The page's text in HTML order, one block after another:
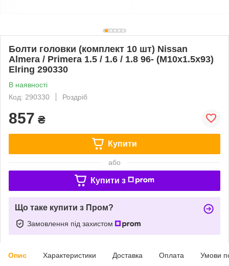
Болти головки (комплект 10 шт) Nissan
Almera / Primera 1.5 / 1.6 / 1.8 96- (M10x1.5x93)
Elring 290330
В наявності
Код: 290330
Роздріб
857 ₴
Купити
або
Купити з
Що таке купити з Пром?
Замовлення під захистом
Опис Характеристики Доставка Оплата Умови